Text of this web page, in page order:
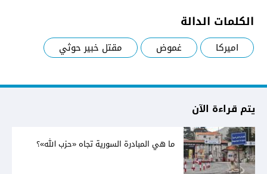
الكلمات الدالة
اميركا غموض مقتل خبير حوثي
يتم قراءة الآن
ما هي المبادرة السورية تجاه «حزب الله»؟